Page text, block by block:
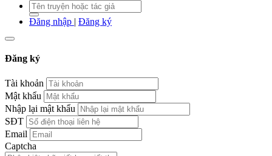
Đăng nhập | Đăng ký
Đăng ký
Tài khoản
Mật khẩu
Nhập lại mật khẩu
SĐT
Email
Captcha